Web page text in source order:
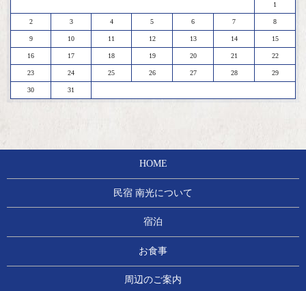
1
2 3 4 5 6 7 8
9 10 11 12 13 14 15
16 17 18 19 20 21 22
23 24 25 26 27 28 29
30 31
HOME
民宿 南光について
宿泊
お食事
周辺のご案内